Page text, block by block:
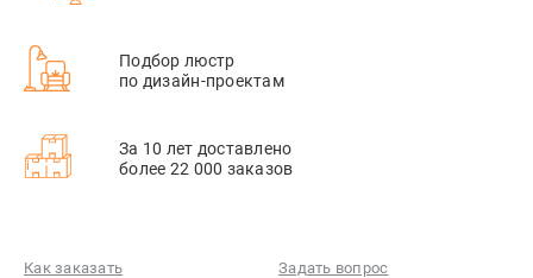
Подбор люстр
по дизайн-проектам
За 10 лет доставлено
более 22 000 заказов
Как заказать Задать вопрос